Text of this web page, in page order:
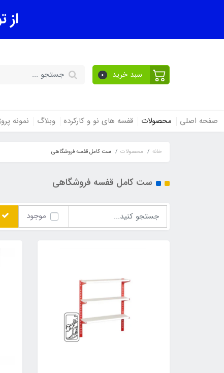
از
سبد خرید 0
صفحه اصلی محصولات قفسه های نو و کارکرده وبلاگ نمونه
خانه محصولات ست کامل قفسه فروشگاهی
ست کامل قفسه فروشگاهی
موجود